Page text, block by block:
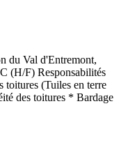
du Val d'Entremont,
(H/F) Responsabilités
toitures (Tuiles en terre
des toitures * Bardage